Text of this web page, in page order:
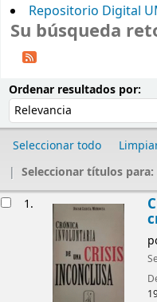
Repositorio Digital
Su búsqueda
Ordenar resultados por:
Seleccionar todo
Seleccionar títulos para:
1.